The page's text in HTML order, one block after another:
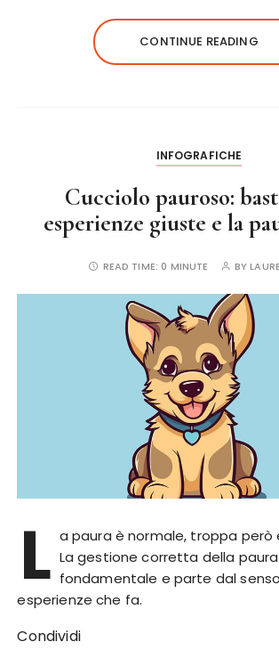
te
r
re
st
l re
CONTINUE READING
INFOGRAFICHE
Cucciolo pauroso:
esperienze giuste e la
READ TIME: 0 MINUTE BY
L a paura è normale, troppa però
La gestione corretta della
fondamentale e parte dal
esperienze che fa.
Condividi